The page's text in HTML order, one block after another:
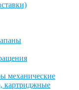
механические
картриджные